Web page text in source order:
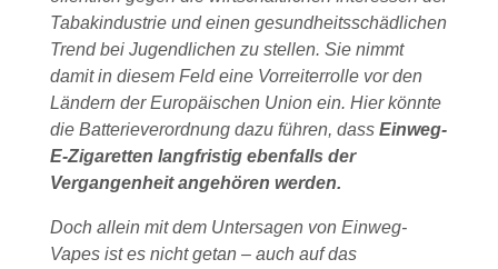
Tabakindustrie und einen gesundheitsschädlichen
Trend bei Jugendlichen zu stellen. Sie nimmt
damit in diesem Feld eine Vorreiterrolle vor den
Ländern der Europäischen Union ein. Hier könnte
die Batterieverordnung dazu führen, dass Einweg-
E-Zigaretten langfristig ebenfalls der
Vergangenheit angehören werden.
Doch allein mit dem Untersagen von Einweg-
Vapes ist es nicht getan – auch auf das